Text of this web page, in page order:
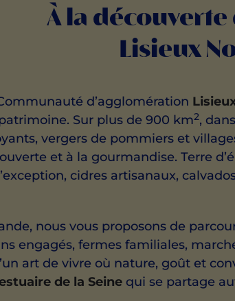
À la
Lisieux
d’agglomération
Sur plus de 900 km2,
vergers de pommiers et
et à la gourmandise. Terre
cidres artisanaux,
nous vous proposons de
engagés, fermes familiales,
art de vivre où nature, goût et
de la Seine qui se partage